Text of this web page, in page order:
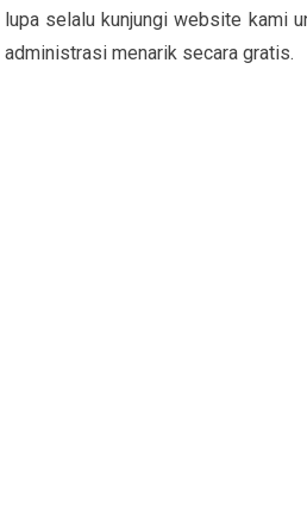
lupa selalu kunjungi website kami
administrasi menarik secara gratis.